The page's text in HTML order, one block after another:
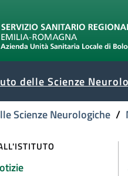
delle Scienze
Scienze Neurologiche /